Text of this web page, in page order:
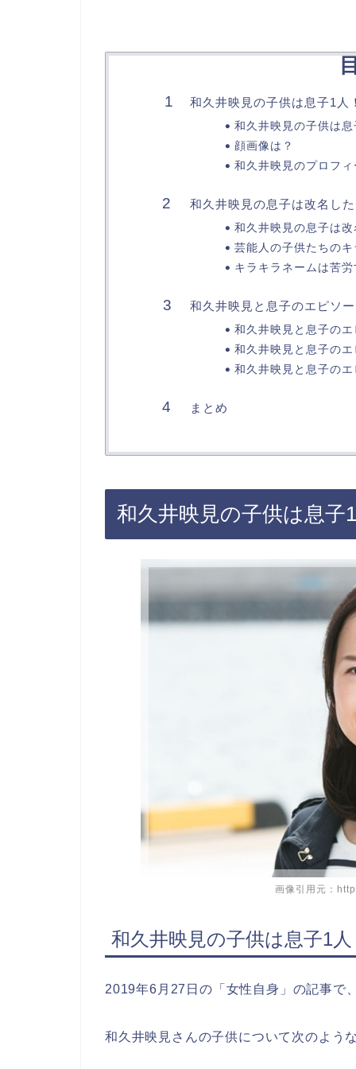
和久井映見の子供は息子1人
和久井映見の子供は
顔画像は？
和久井映見のプロフィ
和久井映見の息子は改名し
和久井映見の息子は
芸能人の子供たちの
キラキラネームは苦
和久井映見と息子のエピソ
和久井映見と息子の
和久井映見と息子の
和久井映見と息子の
まとめ
和久井映見の子供は息子
画像引用元：
和久井映見の子供は息子1人
2019年6月27日の「女性自身」の記事で
和久井映見さんの子供について次のよう